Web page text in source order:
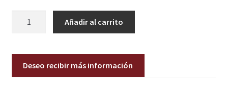
Añadir al carrito
Deseo recibir más información